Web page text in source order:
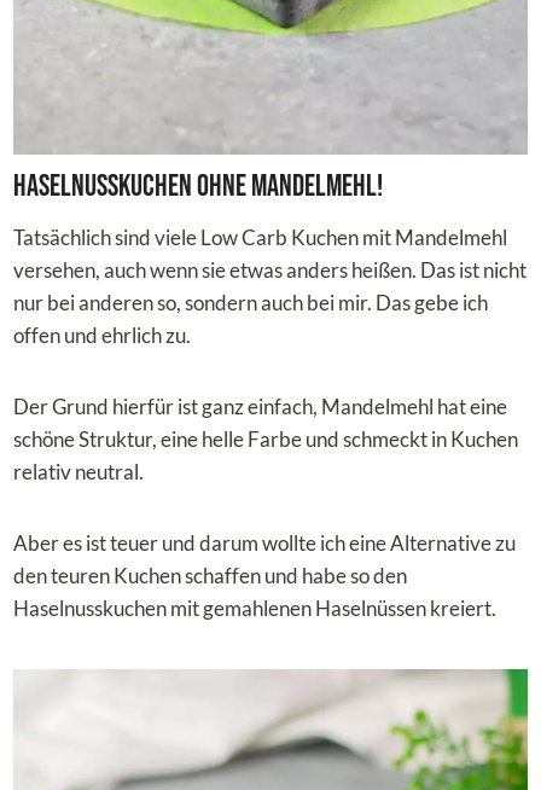
Haselnusskuchen ohne Mandelmehl!
Tatsächlich sind viele Low Carb Kuchen mit Mandelmehl
versehen, auch wenn sie etwas anders heißen. Das ist nicht
nur bei anderen so, sondern auch bei mir. Das gebe ich
offen und ehrlich zu.
Der Grund hierfür ist ganz einfach, Mandelmehl hat eine
schöne Struktur, eine helle Farbe und schmeckt in Kuchen
relativ neutral.
Aber es ist teuer und darum wollte ich eine Alternative zu
den teuren Kuchen schaffen und habe so den
Haselnusskuchen mit gemahlenen Haselnüssen kreiert.